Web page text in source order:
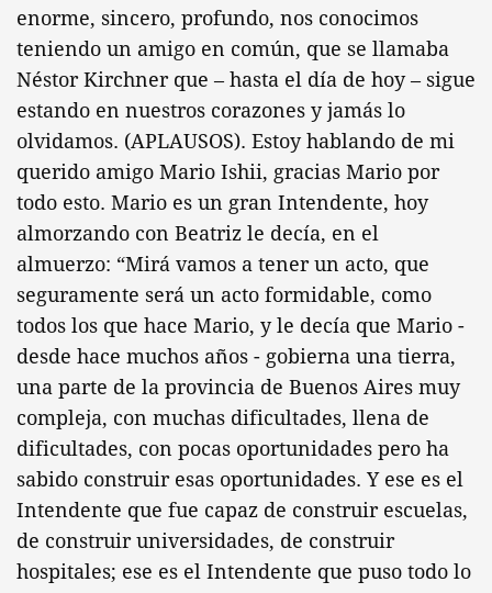
enorme, sincero, profundo, nos conocimos
teniendo un amigo en común, que se llamaba
Néstor Kirchner que – hasta el día de hoy – sigue
estando en nuestros corazones y jamás lo
olvidamos. (APLAUSOS). Estoy hablando de mi
querido amigo Mario Ishii, gracias Mario por
todo esto. Mario es un gran Intendente, hoy
almorzando con Beatriz le decía, en el
almuerzo: “Mirá vamos a tener un acto, que
seguramente será un acto formidable, como
todos los que hace Mario, y le decía que Mario -
desde hace muchos años - gobierna una tierra,
una parte de la provincia de Buenos Aires muy
compleja, con muchas dificultades, llena de
dificultades, con pocas oportunidades pero ha
sabido construir esas oportunidades. Y ese es el
Intendente que fue capaz de construir escuelas,
de construir universidades, de construir
hospitales; ese es el Intendente que puso todo lo